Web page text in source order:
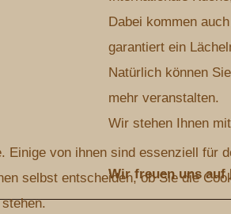
Dabei kommen
garantiert ein
Natürlich können
mehr veranstalten.
Wir stehen Ihnen
Wir freuen uns auf
von ihnen sind essenziell für
selbst entscheiden, ob Sie die